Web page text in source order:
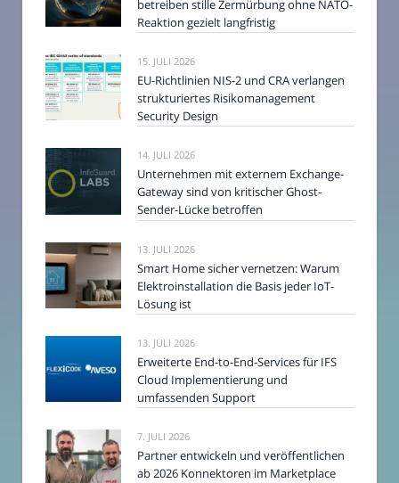
betreiben stille Zermürbung ohne NATO-
Reaktion gezielt langfristig
15. JULI 2026
EU-Richtlinien NIS-2 und CRA verlangen
strukturiertes Risikomanagement
Security Design
14. JULI 2026
Unternehmen mit externem Exchange-
Gateway sind von kritischer Ghost-
Sender-Lücke betroffen
13. JULI 2026
Smart Home sicher vernetzen: Warum
Elektroinstallation die Basis jeder IoT-
Lösung ist
13. JULI 2026
Erweiterte End-to-End-Services für IFS
Cloud Implementierung und
umfassenden Support
7. JULI 2026
Partner entwickeln und veröffentlichen
ab 2026 Konnektoren im Marketplace